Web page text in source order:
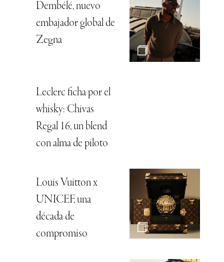
Dembélé, nuevo
embajador global de
Zegna
Leclerc ficha por el
whisky: Chivas
Regal 16, un blend
con alma de piloto
Louis Vuitton x
UNICEF, una
década de
compromiso